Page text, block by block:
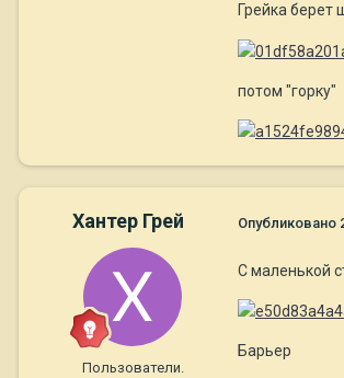
Грейка
потом "горку"
Хантер Грей
Пользователи.
Опубликовано
С маленькой
Барьер